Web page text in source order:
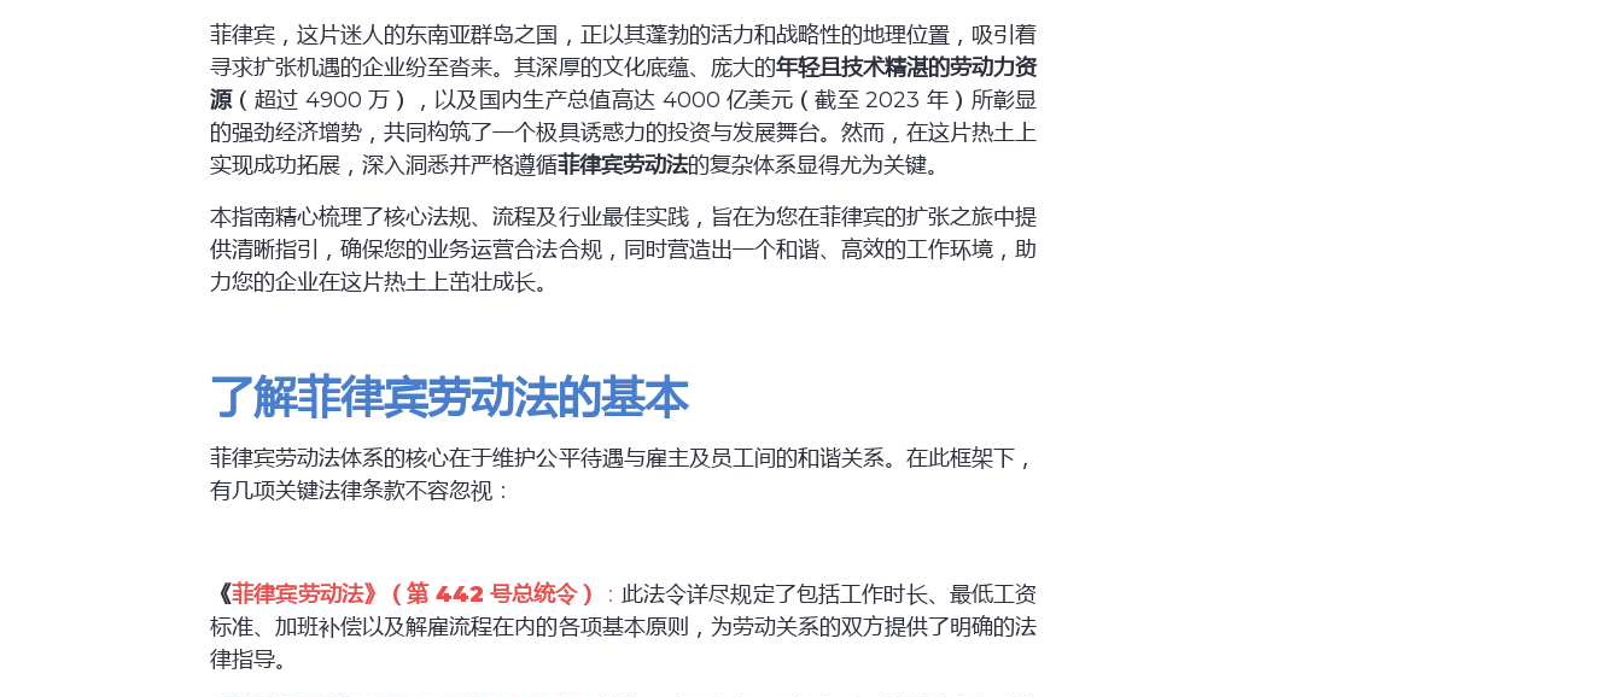
菲律宾，这片迷人的东南亚群岛之国，正以其蓬勃的活力和战略性的地理位置，吸引着
寻求扩张机遇的企业纷至沓来。其深厚的文化底蕴、庞大的年轻且技术精湛的劳动力资
源（超过 4900 万），以及国内生产总值高达 4000 亿美元（截至 2023 年）所彰显
的强劲经济增势，共同构筑了一个极具诱惑力的投资与发展舞台。然而，在这片热土上
实现成功拓展，深入洞悉并严格遵循菲律宾劳动法的复杂体系显得尤为关键。
本指南精心梳理了核心法规、流程及行业最佳实践，旨在为您在菲律宾的扩张之旅中提
供清晰指引，确保您的业务运营合法合规，同时营造出一个和谐、高效的工作环境，助
力您的企业在这片热土上茁壮成长。
了解菲律宾劳动法的基本
菲律宾劳动法体系的核心在于维护公平待遇与雇主及员工间的和谐关系。在此框架下，
有几项关键法律条款不容忽视：
《菲律宾劳动法》 （第 442 号总统令） ： 此法令详尽规定了包括工作时长、最低工资
标准、加班补偿以及解雇流程在内的各项基本原则，为劳动关系的双方提供了明确的法
律指导。